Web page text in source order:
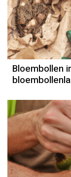
Bloembollen